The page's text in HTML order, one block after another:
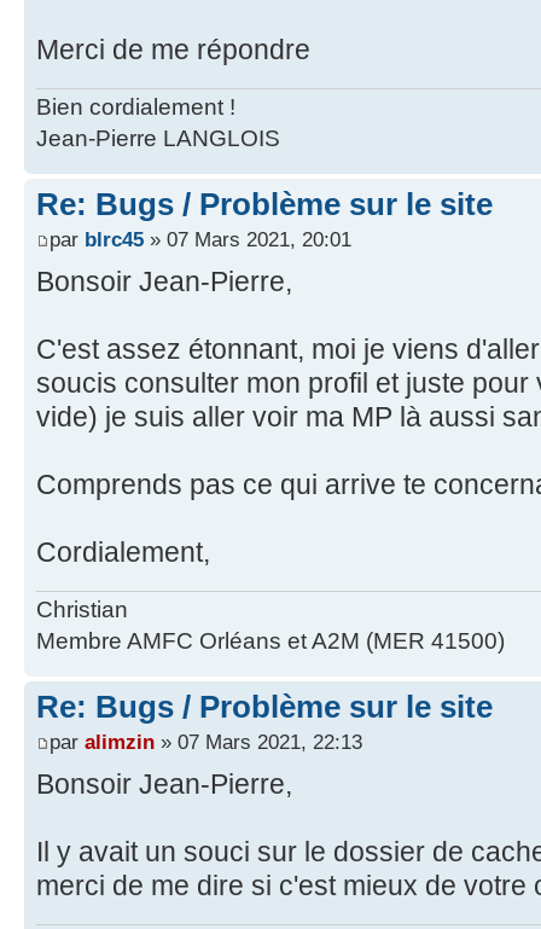
Merci de me répondre
Bien cordialement !
Jean-Pierre LANGLOIS
Re: Bugs / Problème sur le site
par blrc45 » 07 Mars 2021, 20:01
Bonsoir Jean-Pierre,
C'est assez étonnant, moi je viens
soucis consulter mon profil et juste
vide) je suis aller voir ma MP là aussi
Comprends pas ce qui arrive te
Cordialement,
Christian
Membre AMFC Orléans et A2M (MER 41500)
Re: Bugs / Problème sur le site
par alimzin » 07 Mars 2021, 22:13
Bonsoir Jean-Pierre,
Il y avait un souci sur le dossier de
merci de me dire si c'est mieux de votre